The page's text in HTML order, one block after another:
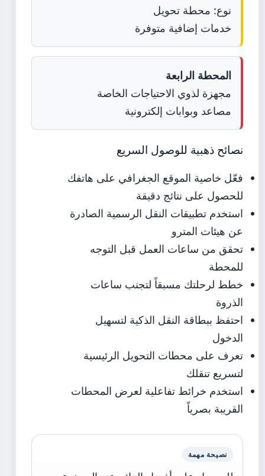
نوع: محطة تحويل
خدمات إضافية متوفرة
المحطة الرابعة
مجهزة لذوي الاحتياجات الخاصة
مصاعد وبوابات إلكترونية
نصائح ذهبية للوصول السريع
فعّل خاصية الموقع الجغرافي على هاتفك
للحصول على نتائج دقيقة
استخدم تطبيقات النقل الرسمية الصادرة
عن هيئات المترو
تحقق من ساعات العمل قبل التوجه
للمحطة
خطط لرحلتك مسبقاً لتجنب ساعات
الذروة
احتفظ ببطاقة النقل الذكية لتسهيل
الدخول
تعرف على محطات التحويل الرئيسية
لتسريع تنقلك
استخدم خرائط تفاعلية لعرض المحطات
القريبة بصرياً
نصيحة مهمة